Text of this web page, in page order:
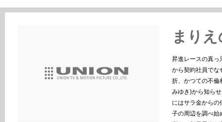
まり
昇進レースの真っ
から契約社員でな
折、かつての不倫
みゆき)から知ら
にはサラ金から
子の周辺を調べ始